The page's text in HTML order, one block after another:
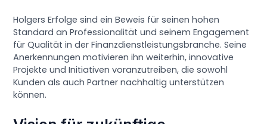
Holgers Erfolge sind ein Beweis für seinen hohen
Standard an Professionalität und seinem Engagement
für Qualität in der Finanzdienstleistungsbranche. Seine
Anerkennungen motivieren ihn weiterhin, innovative
Projekte und Initiativen voranzutreiben, die sowohl
Kunden als auch Partner nachhaltig unterstützen
können.